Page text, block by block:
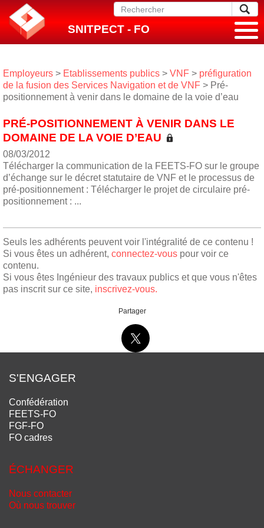
SNITPECT - FO
Employeurs > Etablissements publics > VNF > préfiguration
de la fusion des Services Navigation et de VNF > Pré-
positionnement à venir dans le domaine de la voie d’eau
PRÉ-POSITIONNEMENT À VENIR DANS LE
DOMAINE DE LA VOIE D’EAU
08/03/2012
Télécharger la communication de la FEETS-FO sur le groupe
d’échange sur le décret statutaire de VNF et le processus de
pré-positionnement : Télécharger le projet de circulaire pré-
positionnement : ...
Seuls les adhérents peuvent voir l'intégralité de ce contenu !
Si vous êtes un adhérent, connectez-vous pour voir ce
contenu.
Si vous êtes Ingénieur des travaux publics et que vous n'êtes
pas inscrit sur ce site, inscrivez-vous.
Partager
S'ENGAGER
Confédération
FEETS-FO
FGF-FO
FO cadres
ÉCHANGER
Nous contacter
Où nous trouver